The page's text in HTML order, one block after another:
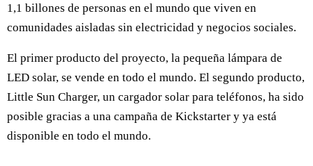
1,1 billones de personas en el mundo que viven en
comunidades aisladas sin electricidad y negocios sociales.
El primer producto del proyecto, la pequeña lámpara de
LED solar, se vende en todo el mundo. El segundo producto,
Little Sun Charger, un cargador solar para teléfonos, ha sido
posible gracias a una campaña de Kickstarter y ya está
disponible en todo el mundo.